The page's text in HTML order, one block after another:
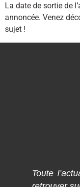
La date de sortie de
annoncée. Venez
sujet !
Toute